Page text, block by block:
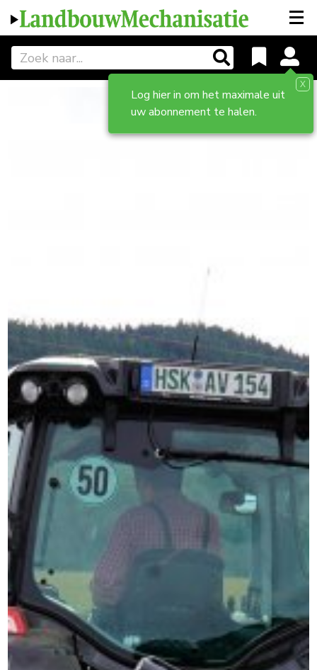
Log hier in om het maximale uit
uw abonnement te halen.
X